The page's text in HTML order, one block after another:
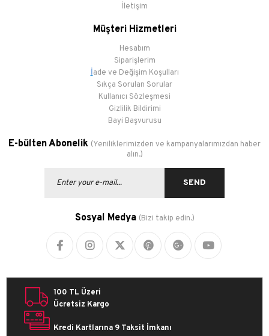
İletişim
Müşteri Hizmetleri
Hesabım
Siparişlerim
İade ve Değişim Koşulları
Sıkça Sorulan Sorular
Kullanıcı Sözleşmesi
Gizlilik Bildirimi
Bayi Başvurusu
E-bülten Abonelik (Yeniliklerimizden ve kampanyalarımızdan haber
alın.)
SEND
Sosyal Medya (Bizi takip edin.)
100 TL Üzeri
Ücretsiz Kargo
Kredi Kartlarına 9 Taksit İmkanı